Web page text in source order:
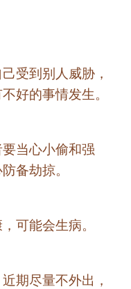
受到别人威胁，
好的事情发生。
当心小偷和强
备劫掠。
可能会生病。
期尽量不外出，